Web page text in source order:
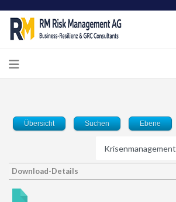
Übersicht Suchen Ebene
Download-Details